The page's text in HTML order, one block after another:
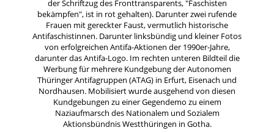
der Schriftzug des Fronttransparents, "Faschisten
bekämpfen", ist in rot gehalten). Darunter zwei rufende
Frauen mit gereckter Faust, vermutlich historische
Antifaschistinnen. Darunter linksbündig und kleiner Fotos
von erfolgreichen Antifa-Aktionen der 1990er-Jahre,
darunter das Antifa-Logo. Im rechten unteren Bildteil die
Werbung für mehrere Kundgebung der Autonomen
Thüringer Antifagruppen (ATAG) in Erfurt, Eisenach und
Nordhausen. Mobilisiert wurde ausgehend von diesen
Kundgebungen zu einer Gegendemo zu einem
Naziaufmarsch des Nationalem und Sozialem
Aktionsbündnis Westthüringen in Gotha.